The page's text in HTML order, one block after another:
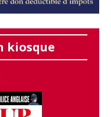
kiosque